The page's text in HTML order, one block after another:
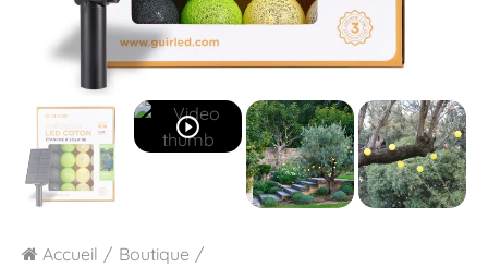
play_circle_outline
Accueil
Boutique